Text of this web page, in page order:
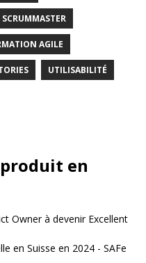
SCRUMMASTER
AGILE
UTILISABILITÉ
en
Owner à devenir Excellent
en Suisse en 2024 - SAFe